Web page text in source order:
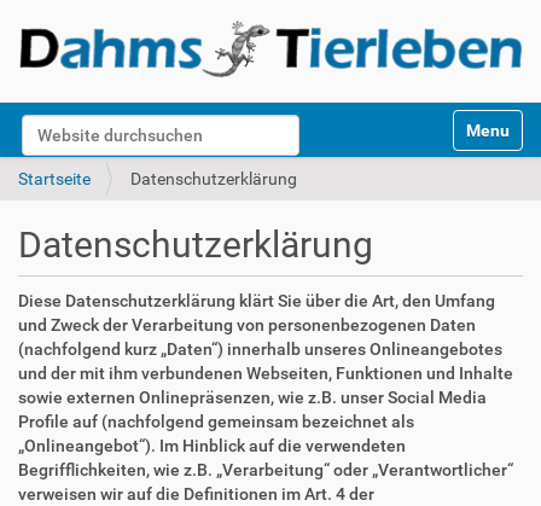
Website durchsuchen
k
Toggle
Startseite Datenschutzerklärung
Datenschutzerklärung
Diese Datenschutzerklärung klärt Sie über die Art, den Umfang
und Zweck der Verarbeitung von personenbezogenen Daten
(nachfolgend kurz „Daten“) innerhalb unseres Onlineangebotes
und der mit ihm verbundenen Webseiten, Funktionen und Inhalte
sowie externen Onlinepräsenzen, wie z.B. unser Social Media
Profile auf (nachfolgend gemeinsam bezeichnet als
„Onlineangebot“). Im Hinblick auf die verwendeten
Begrifflichkeiten, wie z.B. „Verarbeitung“ oder „Verantwortlicher“
verweisen wir auf die Definitionen im Art. 4 der